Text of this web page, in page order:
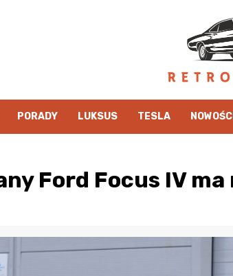
PORADY LUKSUS TESLA NOWOŚCI
Ford Focus IV